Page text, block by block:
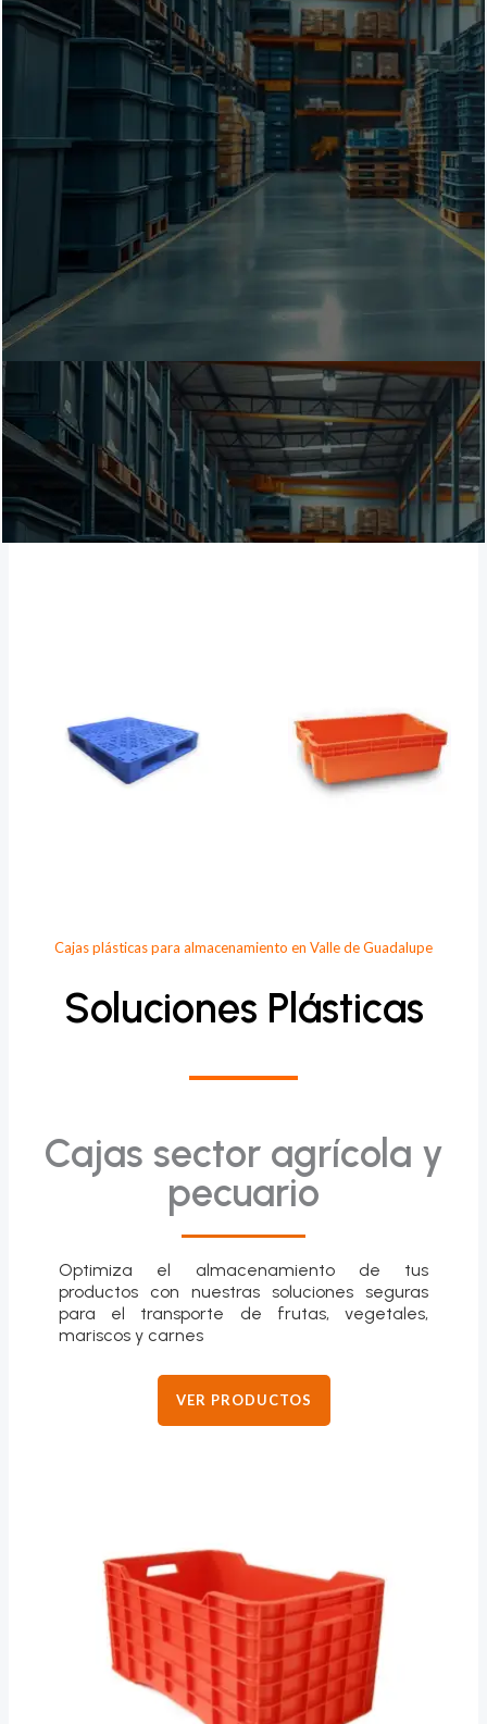
Cajas plásticas para almacenamiento en Valle de Guadalupe
Soluciones Plásticas
Cajas sector agrícola y
pecuario
Optimiza el almacenamiento de tus
productos con nuestras soluciones seguras
para el transporte de frutas, vegetales,
mariscos y carnes
VER PRODUCTOS